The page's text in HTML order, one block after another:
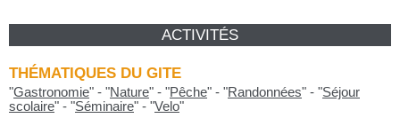
ACTIVITÉS
THÉMATIQUES DU GITE
"Gastronomie" - "Nature" - "Pêche" - "Randonnées" - "Séjour
scolaire" - "Séminaire" - "Velo"